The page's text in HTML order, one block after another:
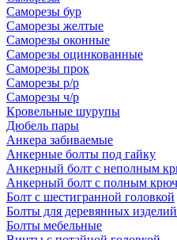
Саморезы бур
Саморезы желтые
Саморезы оконные
Саморезы оцинкованные
Саморезы прок
Саморезы р/р
Саморезы ч/р
Кровельные шурупы
Дюбель пары
Анкера забиваемые
Анкерные болты под гайку
Анкерный болт с неполным
Анкерный болт с полным
Болт с шестигранной головкой
Болты для деревянных изделий
Болты мебельные